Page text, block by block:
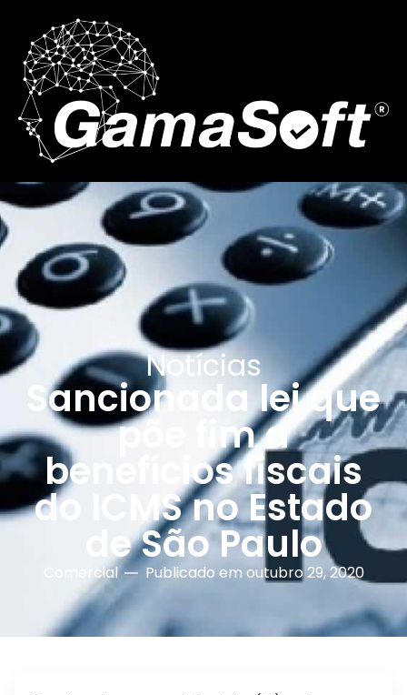
Notícias
Sancionada lei que
põe fim a
benefícios fiscais
do ICMS no Estado
de São Paulo
Comercial Publicado em outubro 29, 2020